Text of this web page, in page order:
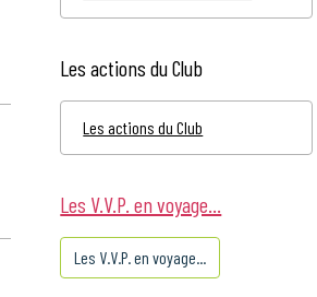
Les actions du Club
Les actions du Club
Les V.V.P. en voyage...
Les V.V.P. en voyage...